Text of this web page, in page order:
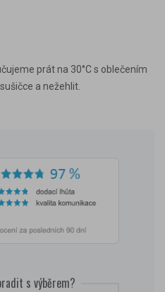
prát na 30°C s oblečením
a nežehlit.
s výběrem?